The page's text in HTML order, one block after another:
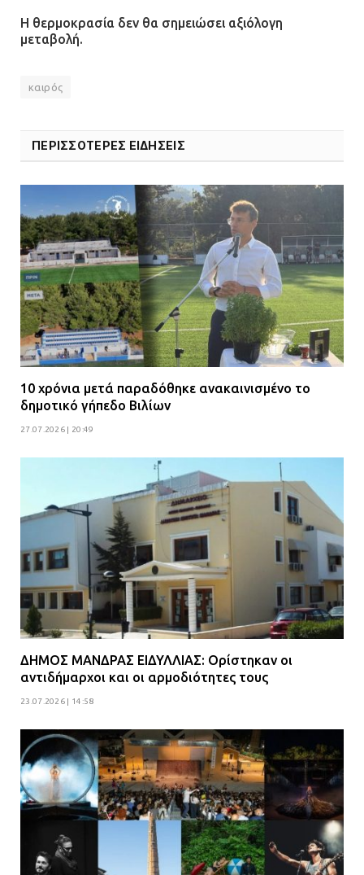
Η θερμοκρασία δεν θα σημειώσει αξιόλογη
μεταβολή.
καιρός
ΠΕΡΙΣΣΟΤΕΡΕΣ ΕΙΔΗΣΕΙΣ
10 χρόνια μετά παραδόθηκε ανακαινισμένο το
δημοτικό γήπεδο Βιλίων
27.07.2026 | 20:49
ΔΗΜΟΣ ΜΑΝΔΡΑΣ ΕΙΔΥΛΛΙΑΣ: Ορίστηκαν οι
αντιδήμαρχοι και οι αρμοδιότητες τους
23.07.2026 | 14:58